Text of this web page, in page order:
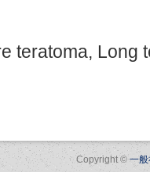
teratoma, Long
Copyright ©一